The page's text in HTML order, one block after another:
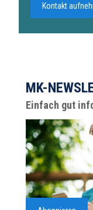
Kontakt
MK-
Einfach gut